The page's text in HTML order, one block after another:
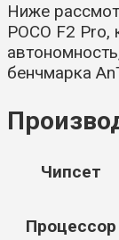
Ниже
POCO F2
бенчмарка
Чипсет
Процессор